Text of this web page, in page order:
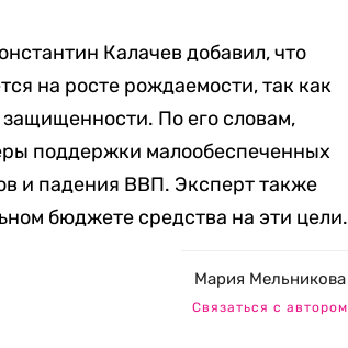
Калачев добавил, что
на росте рождаемости, так как
По его словам,
поддержки малообеспеченных
и падения ВВП. Эксперт также
бюджете средства на эти цели.
Мария Мельникова
Связаться с автором